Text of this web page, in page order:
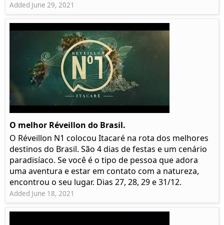
Added June 29, 2021
O melhor Réveillon do Brasil.
O Réveillon N1 colocou Itacaré na rota dos melhores
destinos do Brasil. São 4 dias de festas e um cenário
paradisíaco. Se você é o tipo de pessoa que adora
uma aventura e estar em contato com a natureza,
encontrou o seu lugar. Dias 27, 28, 29 e 31/12.
Added June 18, 2021